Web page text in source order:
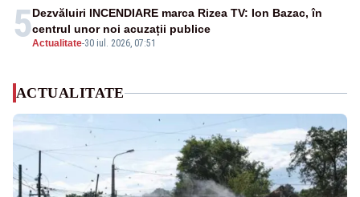
5Actualitate-30 iul. 2026, 07:51
Dezvăluiri INCENDIARE marca Rizea TV: Ion Bazac, în
centrul unor noi acuzații publice
ACTUALITATE